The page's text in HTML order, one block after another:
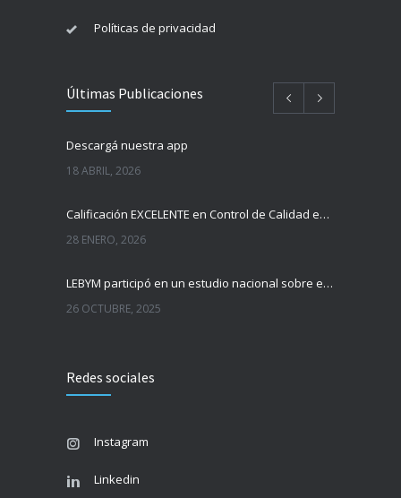
Políticas de privacidad
Últimas Publicaciones
Descargá nuestra app
18 ABRIL, 2026
Calificación EXCELENTE en Control de Calidad en Bacteriología
28 ENERO, 2026
LEBYM participó en un estudio nacional sobre el Virus de Epstein-Barr
26 OCTUBRE, 2025
1 JULIO, 2025
30 SEPTIEMBRE, 2024
Redes sociales
Instagram
Linkedin